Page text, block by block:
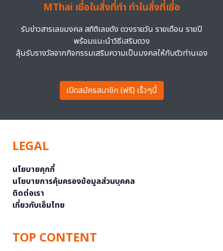
MThai เชื่อในสิ่งที่ทำ ทำในสิ่งที่เชื่อ
รับข่าวสารเลขมงคล สถิติเลขดัง ดวงรายวัน รายเดือน รายปี
พร้อมแนะนำวิธีเสริมดวง
ลุ้นรับรางวัลจากกิจกรรมเสริมความเป็นมงคลให้กับตัวท่านเอง
เปิดสมัครสมาชิก (ฟรี) เร็วๆนี้
LEGAL
นโยบายคุกกี้
นโยบายการคุ้มครองข้อมูลส่วนบุคคล
ติดต่อเรา
เกี่ยวกับเอ็มไทย
TOP CONTENT